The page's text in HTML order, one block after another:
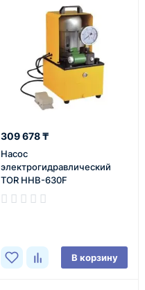
309 678 ₸
Насос
электрогидравлический
TOR HHB-630F
В корзину